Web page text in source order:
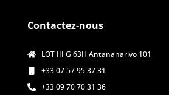
Contactez-nous
LOT III G 63H Antananarivo 101
+33 07 57 95 37 31
+33 09 70 70 31 36